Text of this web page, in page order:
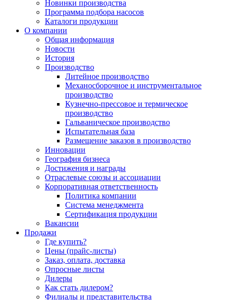
Новинки производства
Программа подбора насосов
Каталоги продукции
О компании
Общая информация
Новости
История
Производство
Литейное производство
Механосборочное и инструментальное
производство
Кузнечно-прессовое и термическое
производство
Гальваническое производство
Испытательная база
Размещение заказов в производство
Инновации
География бизнеса
Достижения и награды
Отраслевые союзы и ассоциации
Корпоративная ответственность
Политика компании
Система менеджмента
Сертификация продукции
Вакансии
Продажи
Где купить?
Цены (прайс-листы)
Заказ, оплата, доставка
Опросные листы
Дилеры
Как стать дилером?
Филиалы и представительства